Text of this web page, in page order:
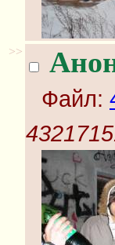
>>
Файл: